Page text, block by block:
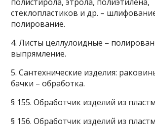
стеклопластиков и др. –
полирование.
4. Листы целлулоидные –
выпрямление.
5. Сантехнические изделия:
бачки – обработка.
§ 155. Обработчик изделий из
§ 156. Обработчик изделий из